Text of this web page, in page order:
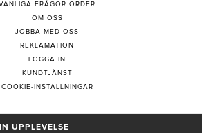
FRÅGOR ORDER
OM OSS
JOBBA MED OSS
REKLAMATION
LOGGA IN
KUNDTJÄNST
COOKIE-INSTÄLLNINGAR
PÅ NYHETSBREV
UPPLEVELSE